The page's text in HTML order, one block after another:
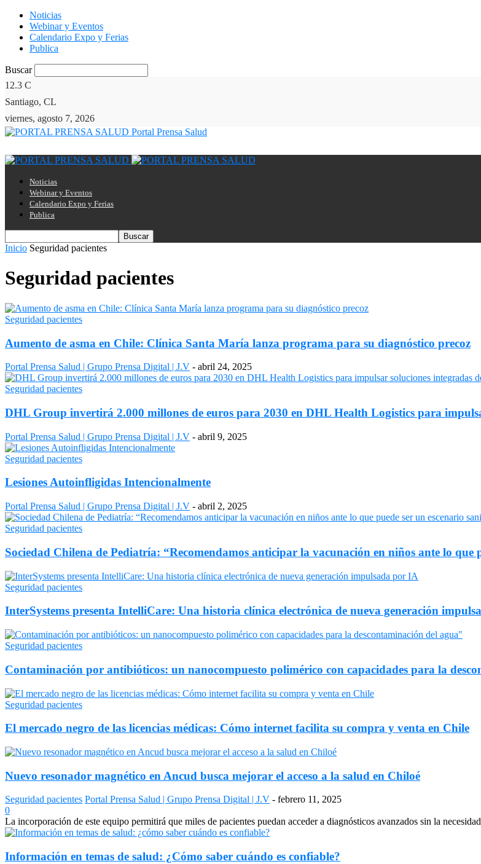
Noticias
Webinar y Eventos
Calendario Expo y Ferias
Publica
Buscar
12.3 C
Santiago, CL
viernes, agosto 7, 2026
Portal Prensa Salud
Noticias
Webinar y Eventos
Calendario Expo y Ferias
Publica
Inicio Seguridad pacientes
Seguridad pacientes
Seguridad pacientes
Aumento de asma en Chile: Clínica Santa María lanza programa para su diagnóstico precoz
Portal Prensa Salud | Grupo Prensa Digital | J.V - abril 24, 2025
Seguridad pacientes
DHL Group invertirá 2.000 millones de euros para 2030 en DHL Health Logistics para
Portal Prensa Salud | Grupo Prensa Digital | J.V - abril 9, 2025
Seguridad pacientes
Lesiones Autoinfligidas Intencionalmente
Portal Prensa Salud | Grupo Prensa Digital | J.V - abril 2, 2025
Seguridad pacientes
Sociedad Chilena de Pediatría: “Recomendamos anticipar la vacunación en niños ante lo que
Seguridad pacientes
InterSystems presenta IntelliCare: Una historia clínica electrónica de nueva generación
Seguridad pacientes
Contaminación por antibióticos: un nanocompuesto polimérico con capacidades para la
Seguridad pacientes
El mercado negro de las licencias médicas: Cómo internet facilita su compra y venta en Chile
Nuevo resonador magnético en Ancud busca mejorar el acceso a la salud en Chiloé
Seguridad pacientes Portal Prensa Salud | Grupo Prensa Digital | J.V - febrero 11, 2025
0
La incorporación de este equipo permitirá que miles de pacientes puedan acceder a diagnósticos avanzados sin la
Información en temas de salud: ¿Cómo saber cuándo es confiable?